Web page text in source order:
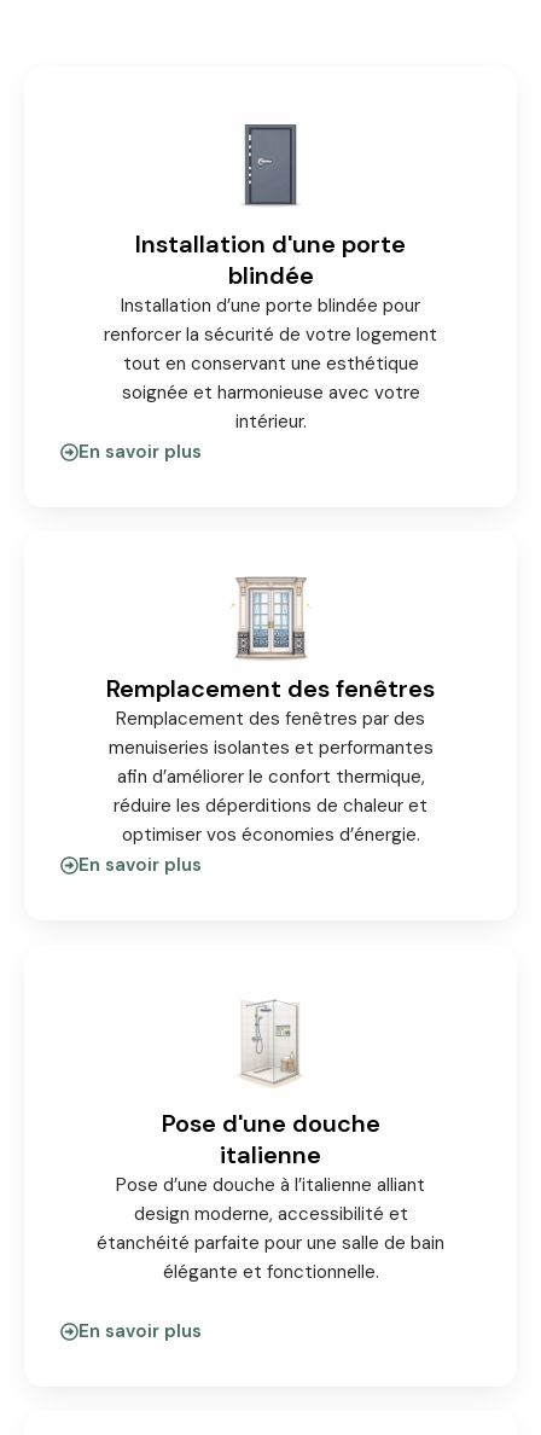
Installation d'une porte
blindée
Installation d’une porte blindée pour
renforcer la sécurité de votre logement
tout en conservant une esthétique
soignée et harmonieuse avec votre
intérieur.
En savoir plus
Remplacement des fenêtres
Remplacement des fenêtres par des
menuiseries isolantes et performantes
afin d’améliorer le confort thermique,
réduire les déperditions de chaleur et
optimiser vos économies d’énergie.
En savoir plus
Pose d'une douche
italienne
Pose d’une douche à l’italienne alliant
design moderne, accessibilité et
étanchéité parfaite pour une salle de bain
élégante et fonctionnelle.
En savoir plus